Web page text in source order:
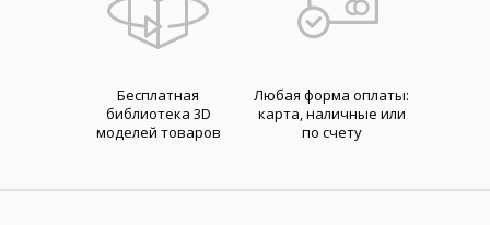
Бесплатная
библиотека 3D
моделей товаров
Любая форма оплаты:
карта, наличные или
по счету